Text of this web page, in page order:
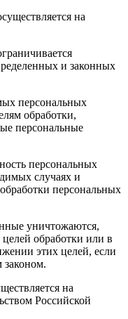
на
и законных
персональных
обработки,
персональные
персональных
случаях и
персональных
уничтожаются,
обработки или в
этих целей, если
на
Российской